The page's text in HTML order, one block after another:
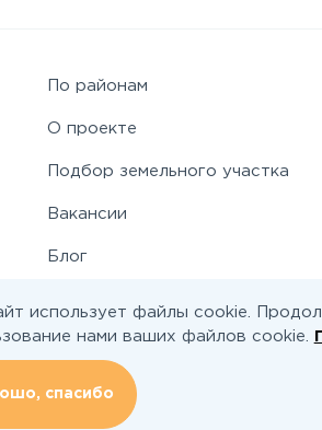
По районам
О проекте
Подбор земельного участка
Вакансии
Блог
д.14, кв.145
использует файлы cookie.
нами ваших файлов cookie.
спасибо